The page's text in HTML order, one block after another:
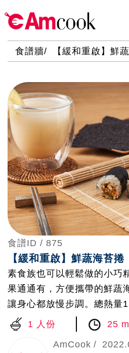
食譜牆 【緩和重啟】鮮
食譜ID / 875
【緩和重啟】鮮蔬海苔捲
素食族也可以輕鬆做的小巧
果通通有，方便攜帶的鮮蔬
讓身心都放慢步調。總熱量
1 人份
25
AmCook